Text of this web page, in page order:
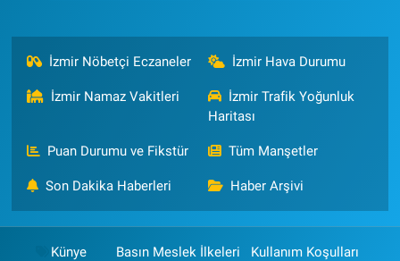
İzmir Nöbetçi Eczaneler İzmir Hava Durumu
İzmir Namaz Vakitleri
İzmir Trafik Yoğunluk
Haritası
Puan Durumu ve Fikstür Tüm Manşetler
Son Dakika Haberleri Haber Arşivi
Künye Basın Meslek İlkeleri
Kullanım Koşulları